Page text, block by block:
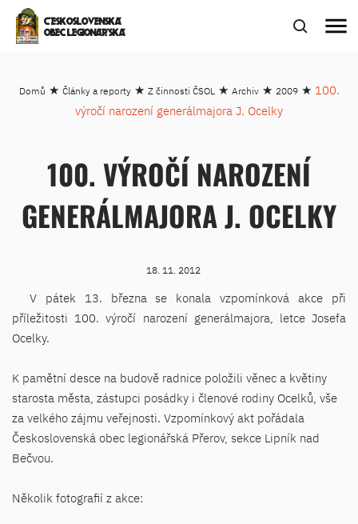
ČESKOSLOVENSKÁ
OBEC LEGIONÁŘSKÁ
menu
Domů ★ Články a reporty★ Z činnosti ČSOL★ Archiv★ 2009★ 100.
výročí narození generálmajora J. Ocelky
100. VÝROČÍ NAROZENÍ
GENERÁLMAJORA J. OCELKY
18. 11. 2012
V pátek 13. března se konala vzpomínková akce při
příležitosti 100. výročí narození generálmajora, letce Josefa
Ocelky.
K pamětní desce na budově radnice položili věnec a květiny
starosta města, zástupci posádky i členové rodiny Ocelků, vše
za velkého zájmu veřejnosti. Vzpomínkový akt pořádala
Československá obec legionářská Přerov, sekce Lipník nad
Bečvou.
Několik fotografií z akce: